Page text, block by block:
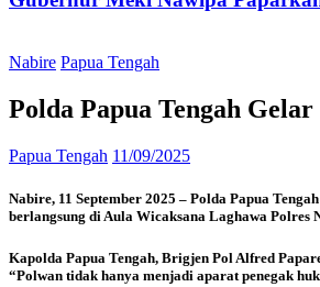
Nabire Papua Tengah
Polda Papua Tengah
Papua Tengah 11/09/2025
Nabire, 11 September 2025 – Polda Papua
berlangsung di Aula Wicaksana Laghawa Polres
Kapolda Papua Tengah, Brigjen Pol Alfred
“Polwan tidak hanya menjadi aparat penegak